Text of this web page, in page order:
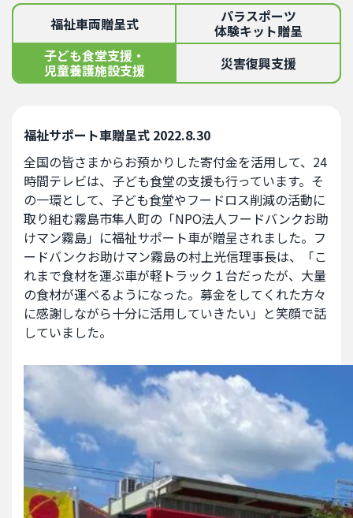
福祉車両贈呈式 パラスポーツ
体験キット贈呈
子ども食堂支援・
児童養護施設支援 災害復興支援
福祉サポート車贈呈式 2022.8.30
全国の皆さまからお預かりした寄付金を活用して、24
時間テレビは、子ども食堂の支援も行っています。そ
の一環として、子ども食堂やフードロス削減の活動に
取り組む霧島市隼人町の「NPO法人フードバンクお助
けマン霧島」に福祉サポート車が贈呈されました。フ
ードバンクお助けマン霧島の村上光信理事長は、「こ
れまで食材を運ぶ車が軽トラック１台だったが、大量
の食材が運べるようになった。募金をしてくれた方々
に感謝しながら十分に活用していきたい」と笑顔で話
していました。